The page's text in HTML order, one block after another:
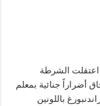
اعتقلت الشرطة
بإلحاق أضراراً جنائية بمعلم
باللونين